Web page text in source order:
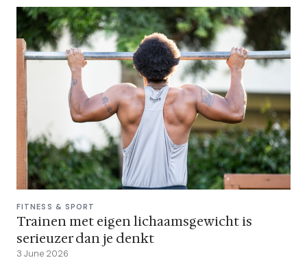
FITNESS & SPORT
Trainen met eigen lichaamsgewicht is
serieuzer dan je denkt
3 June 2026